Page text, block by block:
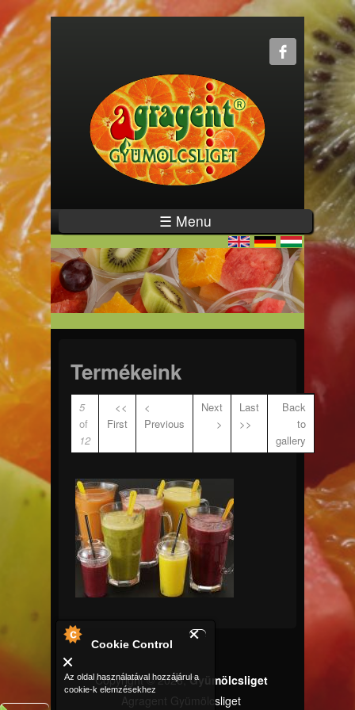
Cookie Control
Az oldal használatával hozzájárul a
cookie-k elemzésekhez
☰ Menu
Termékeink
5
of
12
<<
First
<
Previous
Next
>
Last
>>
Back
to
gallery
_W3A53444_resize.jpg
Copyright © 2026,Gyümölcsliget
Agragent Gyümölcsliget